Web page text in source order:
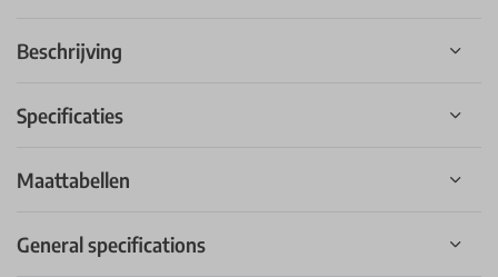
Beschrijving
Specificaties
Maattabellen
General specifications